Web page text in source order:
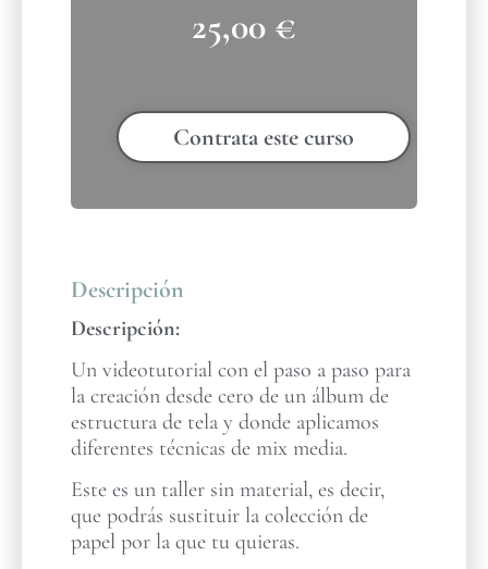
25,00 €
Contrata este curso
Descripción
Descripción:
Un videotutorial con el paso a paso para
la creación desde cero de un álbum de
estructura de tela y donde aplicamos
diferentes técnicas de mix media.
Este es un taller sin material, es decir,
que podrás sustituir la colección de
papel por la que tu quieras.